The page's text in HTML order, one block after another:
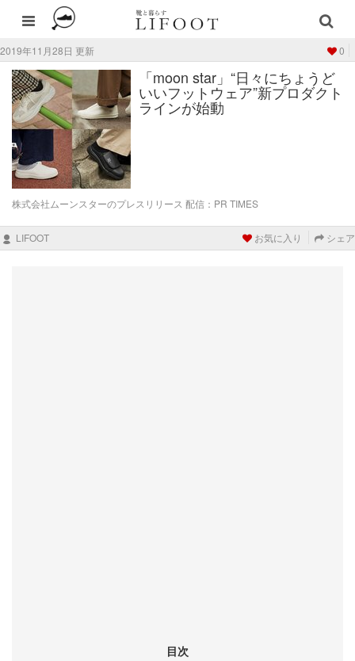
2019年11月28日 更新 0
「moon star」“日々にちょうど
いいフットウェア”新プロダクト
ラインが始動
株式会社ムーンスターのプレスリリース 配信：PR TIMES
LIFOOT お気に入り シェア
目次